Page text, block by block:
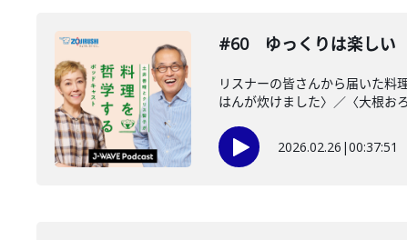
#60 ゆっくりは楽しい
リスナーの皆さんから届いた料
はんが炊けました〉／〈大根お
2026.02.26 |00:37:51